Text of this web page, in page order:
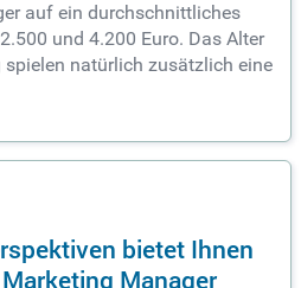
auf ein durchschnittliches
und 4.200 Euro. Das Alter
natürlich zusätzlich eine
bietet Ihnen
Manager